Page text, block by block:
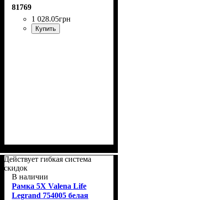
81769
1 028.05грн
Купить
Действует гибкая система
скидок
В наличии
Рамка 5Х Valena Life
Legrand 754005 белая